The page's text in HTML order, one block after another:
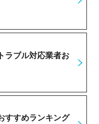
ラブル対応業者お
すすめランキング